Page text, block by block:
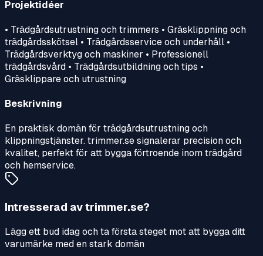
Projektidéer
• Trädgårdsutrustning och trimmers • Gräsklippning och
trädgårdsskötsel • Trädgårdsservice och underhåll •
Trädgårdsverktyg och maskiner • Professionell
trädgårdsvård • Trädgårdsutbildning och tips •
Gräsklippare och utrustning
Beskrivning
En praktisk domän för trädgårdsutrustning och
klippningstjänster. trimmer.se signalerar precision och
kvalitet, perfekt för att bygga förtroende inom trädgård
och hemservice.
Intresserad avtrimmer.se?
Lägg ett bud idag och ta första steget mot att bygga ditt
varumärke med en stark domän